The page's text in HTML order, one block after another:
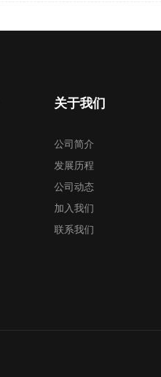
关于我们
公司简介
发展历程
公司动态
加入我们
联系我们